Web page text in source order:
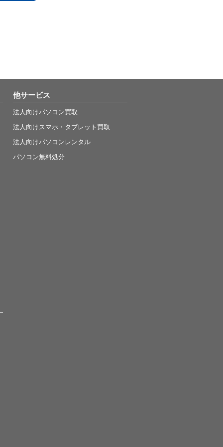
他サービス
法人向けパソコン買取
法人向けスマホ・タブレット買取
法人向けパソコンレンタル
パソコン無料処分